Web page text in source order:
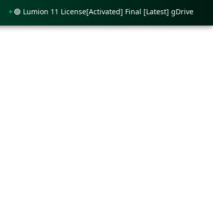
🟢 Lumion 11 License[Activated] Final [Latest] gDrive